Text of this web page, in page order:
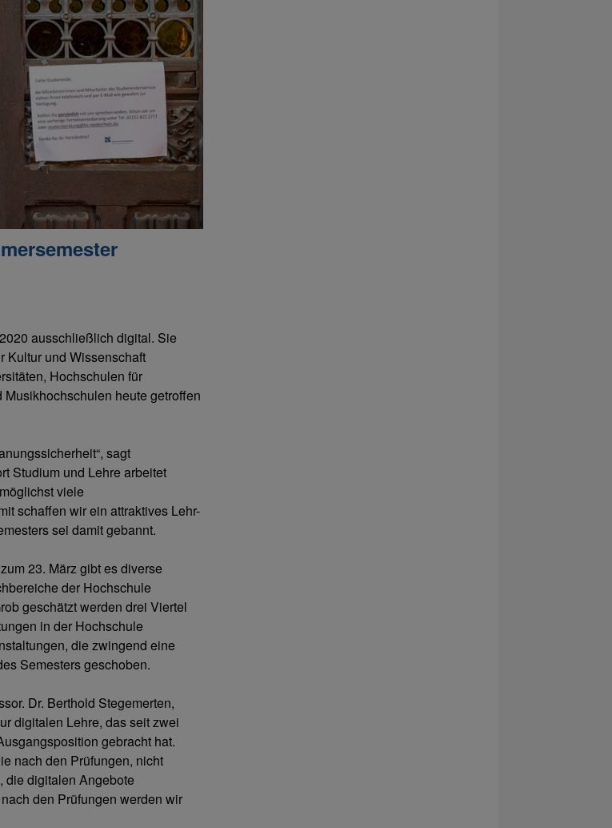
ausschließlich digital. Sie
Kultur und Wissenschaft
Hochschulen für
heute getroffen
sagt
Studium und Lehre arbeitet
viele
schaffen wir ein attraktives Lehr-
sei damit gebannt.
23. März gibt es diverse
der Hochschule
geschätzt werden drei Viertel
in der Hochschule
die zwingend eine
Semesters geschoben.
Dr. Berthold Stegemerten,
digitalen Lehre, das seit zwei
gebracht hat.
nach den Prüfungen, nicht
die digitalen Angebote
den Prüfungen werden wir